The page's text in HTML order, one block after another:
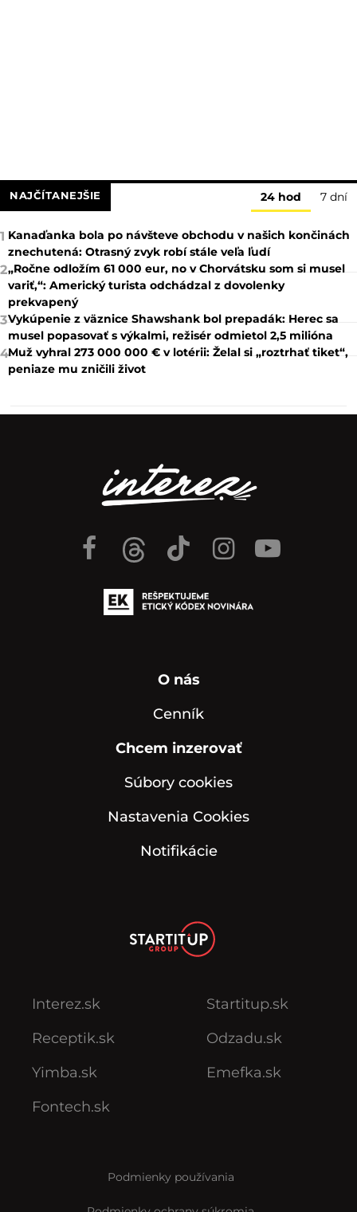
NAJČÍTANEJŠIE 24 hod 7 dní
1 Kanaďanka bola po návšteve obchodu v našich končinách
znechutená: Otrasný zvyk robí stále veľa ľudí
2„Ročne odložím 61 000 eur, no v Chorvátsku som si musel
variť,“: Americký turista odchádzal z dovolenky
prekvapený
3Vykúpenie z väznice Shawshank bol prepadák: Herec sa
musel popasovať s výkalmi, režisér odmietol 2,5 milióna
4Muž vyhral 273 000 000 € v lotérii: Želal si „roztrhať tiket“,
peniaze mu zničili život
O nás
Cenník
Chcem inzerovať
Súbory cookies
Nastavenia Cookies
Notifikácie
Interez.sk
Receptik.sk
Yimba.sk
Fontech.sk
Startitup.sk
Odzadu.sk
Emefka.sk
Podmienky používania